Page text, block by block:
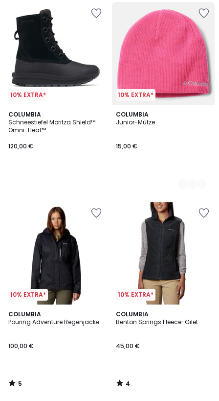
10% EXTRA*
COLUMBIA
Schneestiefel Moritza Shield™
Omni-Heat™
120,00 €
10% EXTRA*
COLUMBIA
Junior-Mütze
15,00 €
3
Farben
10% EXTRA*
COLUMBIA
Pouring Adventure Regenjacke
100,00 €
5
/
5
/
10% EXTRA*
COLUMBIA
Benton Springs Fleece-Gilet
45,00 €
4
/
4
/